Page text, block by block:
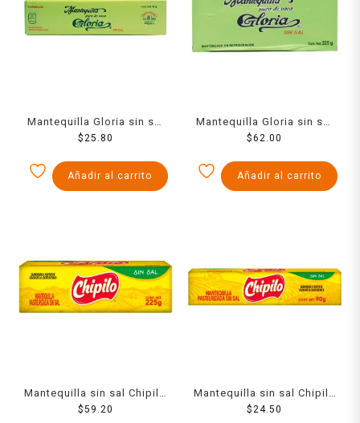
Mantequilla Gloria sin sal
en barra 90 g
$ 25.80
Añadir al carrito
Mantequilla Gloria sin sal
en barra 225 g
$62.00
Añadir al carrito
Mantequilla sin sal Chipilo
en barra 225 g
$59.20
Mantequilla sin sal Chipilo
90 g
$ 24.50